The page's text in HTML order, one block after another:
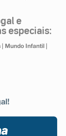
e
especiais:
| Mundo Infantil